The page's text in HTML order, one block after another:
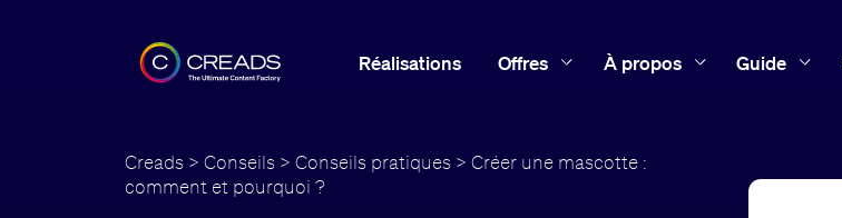
Réalisations Offres À propos Guide
Creads >Conseils >Conseils pratiques > Créer une mascotte :
comment et pourquoi ?